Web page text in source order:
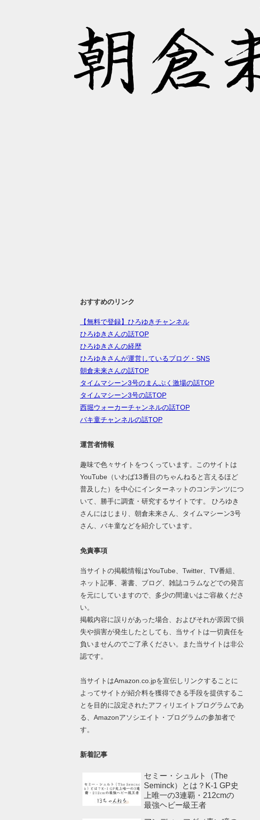
おすすめのリンク
【無料で登録】ひろゆきチャンネル
ひろゆきさんの話TOP
ひろゆきさんの経歴
ひろゆきさんが運営しているブログ・SNS
朝倉未来さんの話TOP
タイムマシーン3号のまんぷく激場の話TOP
タイムマシーン3号の話TOP
西堀ウォーカーチャンネルの話TOP
バキ童チャンネルの話TOP
運営者情報
趣味で色々サイトをつくっています。このサイトは
YouTube（いわば13番目のちゃんねると言えるほど
普及した）を中心にインターネットのコンテンツにつ
いて、勝手に調査・研究するサイトです。 ひろゆき
さんにはじまり、朝倉未来さん、タイムマシーン3号
さん、バキ童などを紹介しています。
免責事項
当サイトの掲載情報はYouTube、Twitter、TV番組、
ネット記事、著書、ブログ、雑誌コラムなどでの発言
を元にしていますので、多少の間違いはご容赦くださ
い。
掲載内容に誤りがあった場合、およびそれが原因で損
失や損害が発生したとしても、当サイトは一切責任を
負いませんのでご了承ください。また当サイトは非公
認です。
当サイトはAmazon.co.jpを宣伝しリンクすることに
よってサイトが紹介料を獲得できる手段を提供するこ
とを目的に設定されたアフィリエイトプログラムであ
る、Amazonアソシエイト・プログラムの参加者で
す。
新着記事
セミー・シュルト（The
Seminck）とは？K-1 GP史
上唯一の3連覇・212cmの
最強ヘビー級王者